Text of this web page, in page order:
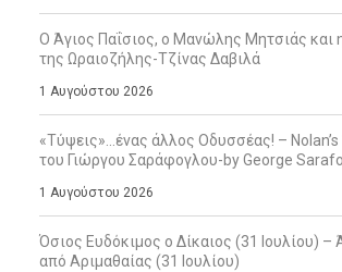
Ο Άγιος Παΐσιος, ο Μανώλης Μητσιάς και
της Ωραιοζήλης-Τζίνας Δαβιλά
1 Αυγούστου 2026
«Τύψεις»…ένας άλλος Οδυσσέας! – Nolan’s
του Γιώργου Σαράφογλου-by George
1 Αυγούστου 2026
Όσιος Ευδόκιμος ο Δίκαιος (31 Ιουλίου) –
από Αριμαθαίας (31 Ιουλίου)